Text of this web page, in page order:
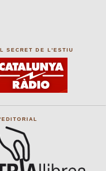
SECRET DE L'ESTIU